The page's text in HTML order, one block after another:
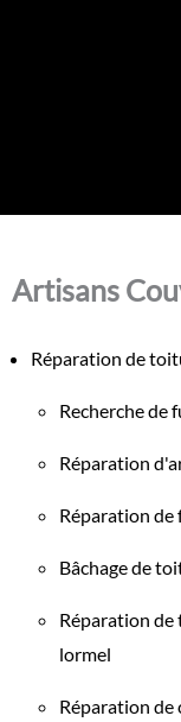
Artisans
Réparation de
Recherche de
Réparation
Réparation de
Bâchage de
Réparation de
lormel
Réparation de